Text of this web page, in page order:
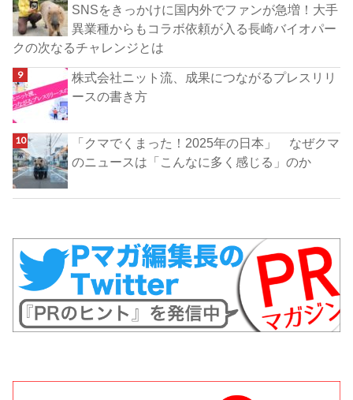
SNSをきっかけに国内外でファンが急増！大手
異業種からもコラボ依頼が入る長崎バイオパー
クの次なるチャレンジとは
株式会社ニット流、成果につながるプレスリリ
ースの書き方
「クマでくまった！2025年の日本」 なぜクマ
のニュースは「こんなに多く感じる」のか